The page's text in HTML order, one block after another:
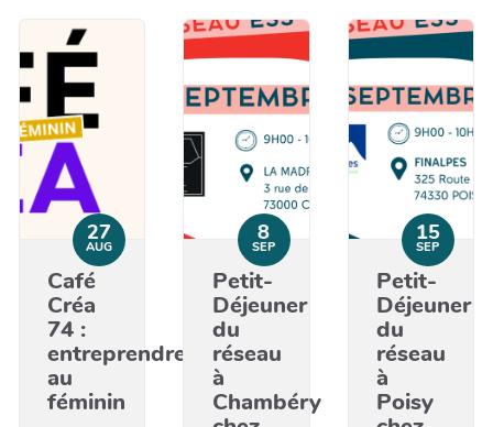
Café
Créa
74 :
entreprendre
au
féminin
27
AUG
Petit-
Déjeuner
du
réseau
à
Chambéry
8
SEP
Petit-
Déjeuner
du
réseau
à
Poisy
15
SEP